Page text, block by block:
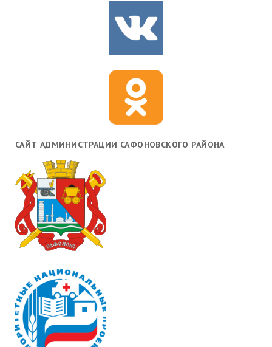
САЙТ АДМИНИСТРАЦИИ САФОНОВСКОГО РАЙОНА